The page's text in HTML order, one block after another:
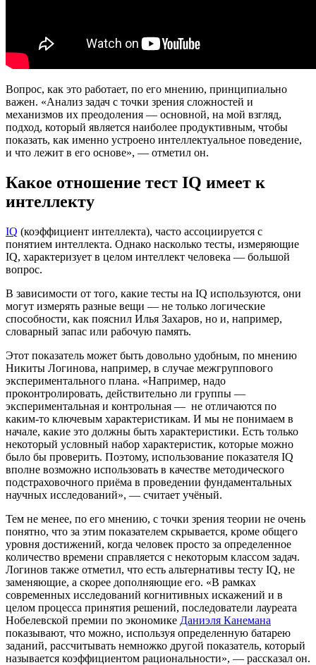
Вопрос, как это работает, по его мнению, принципиально
важен. «Анализ задач с точки зрения сложностей и
механизмов их преодоления — основной, на мой взгляд,
подход, который является наиболее продуктивным, чтобы
показать, как именно устроено интеллектуальное поведение,
и что лежит в его основе», — отметил он.
Какое отношение тест IQ имеет к
интеллекту
IQ (коэффициент интеллекта), часто ассоциируется с
понятием интеллекта. Однако насколько тесты, измеряющие
IQ, характеризует в целом интеллект человека — большой
вопрос.
В зависимости от того, какие тесты на IQ используются, они
могут измерять разные вещи — не только логические
способности, как пояснил Илья Захаров, но и, например,
словарный запас или рабочую память.
Этот показатель может быть довольно удобным, по мнению
Никиты Логинова, например, в случае межгруппового
экспериментального плана. «Например, надо
проконтролировать, действительно ли группы —
экспериментальная и контрольная — не отличаются по
каким-то ключевым характеристикам. И мы не понимаем в
начале, какие это должны быть характеристики. Есть только
некоторый условный набор характеристик, которые можно
было бы проверить. Поэтому, использование показателя IQ
вполне возможно использовать в качестве методического
подстраховочного приёма в проведении фундаментальных
научных исследований», — считает учёный.
Тем не менее, по его мнению, с точки зрения теории не очень
понятно, что за этим показателем скрывается, кроме общего
уровня достижений, когда человек просто за определенное
количество времени справляется с некоторым классом задач.
Логинов также отметил, что есть альтернативы тесту IQ, не
заменяющие, а скорее дополняющие его. «В рамках
современных исследований когнитивных искажений и в
целом процесса принятия решений, последователи лауреата
Нобелевской премии по экономике Даниэля Канемана
показывают, что можно, используя определенную батарею
заданий, рассчитывать немножко другой показатель, который
называется коэффициентом рациональности», — рассказал он.